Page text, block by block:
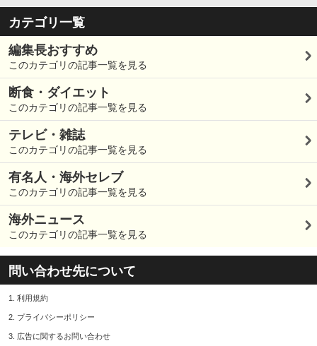
カテゴリ一覧
編集長おすすめ
このカテゴリの記事一覧を見る
断食・ダイエット
このカテゴリの記事一覧を見る
テレビ・雑誌
このカテゴリの記事一覧を見る
有名人・海外セレブ
このカテゴリの記事一覧を見る
海外ニュース
このカテゴリの記事一覧を見る
問い合わせ先について
1. 利用規約
2. プライバシーポリシー
3. 広告に関するお問い合わせ